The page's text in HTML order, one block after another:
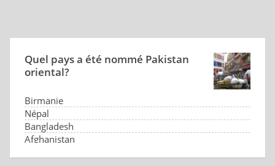
Quel pays a été nommé Pakistan
oriental?
Birmanie
Népal
Bangladesh
Afghanistan